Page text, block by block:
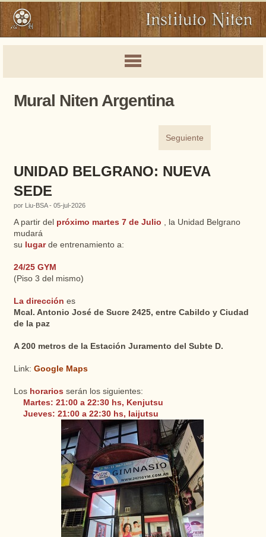
Mural Niten Argentina
Seguiente
UNIDAD BELGRANO: NUEVA
SEDE
por Liu-BSA - 05-jul-2026
A partir del próximo martes 7 de Julio , la Unidad Belgrano
mudará
su lugar de entrenamiento a:
24/25 GYM
(Piso 3 del mismo)
La dirección es
Mcal. Antonio José de Sucre 2425, entre Cabildo y Ciudad
de la paz
A 200 metros de la Estación Juramento del Subte D.
Link: Google Maps
Los horarios serán los siguientes:
Martes: 21:00 a 22:30 hs, Kenjutsu
Jueves: 21:00 a 22:30 hs, Iaijutsu